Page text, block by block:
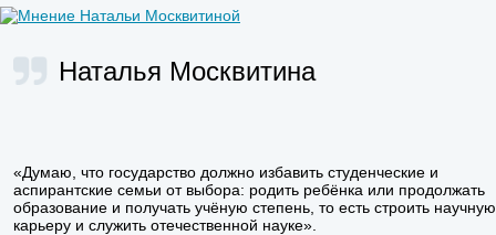
Наталья Москвитина
«Думаю, что государство должно избавить студенческие и
аспирантские семьи от выбора: родить ребёнка или продолжать
образование и получать учёную степень, то есть строить научную
карьеру и служить отечественной науке».